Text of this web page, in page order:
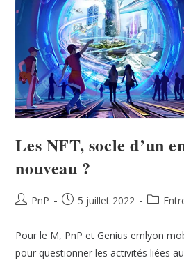
Les NFT, socle d’un
nouveau ?
PnP 5 juillet 2022
Pour le M, PnP et Genius emlyon
pour questionner les activités liées